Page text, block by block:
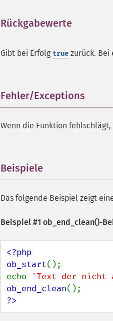
Rückgabewerte
Gibt bei Erfolg true zurück. Bei
Fehler/Exceptions
Wenn die Funktion
Beispiele
Das folgende Beispiel zeigt
Beispiel #1 ob_end_clean()-
<?php
ob_start();
echo
'Text der nicht
ob_end_clean
?>